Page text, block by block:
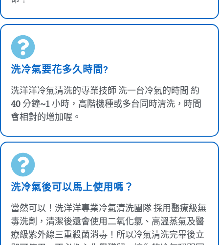
洗冷氣要花多久時間?
洗洋洋冷氣清洗的專業技師 洗一台冷氣的時間 約
40 分鐘~1 小時，高階機種或多台同時清洗，時間
會相對的增加喔。
洗冷氣後可以馬上使用嗎？
當然可以！洗洋洋專業冷氣清洗團隊 採用醫療級無
毒洗劑，清潔後還會使用二氧化氯、高溫蒸氣及醫
療級紫外線三重殺菌消毒！所以冷氣清洗完畢後立